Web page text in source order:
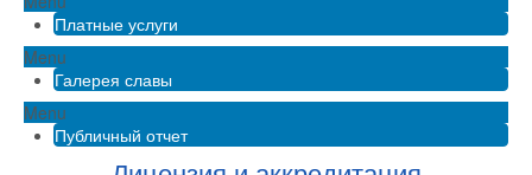
Платные услуги
Menu
Галерея славы
Menu
Публичный отчет